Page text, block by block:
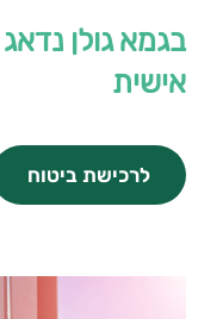
בגמא גולן
אישית
לרכישת ביטוח